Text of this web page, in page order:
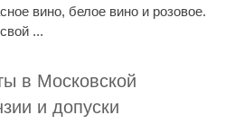
вино, белое вино и розовое.
...
в Московской
и допуски